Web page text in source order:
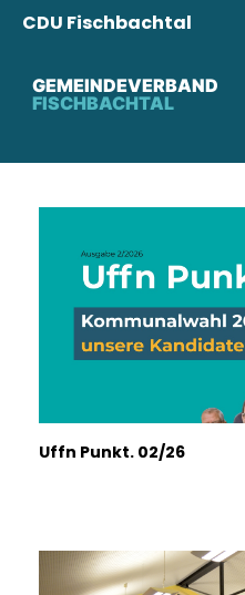
GEMEINDEVERBAND
FISCHBACHTAL
CDU Fischbachtal
Uffn Punkt. 02/26